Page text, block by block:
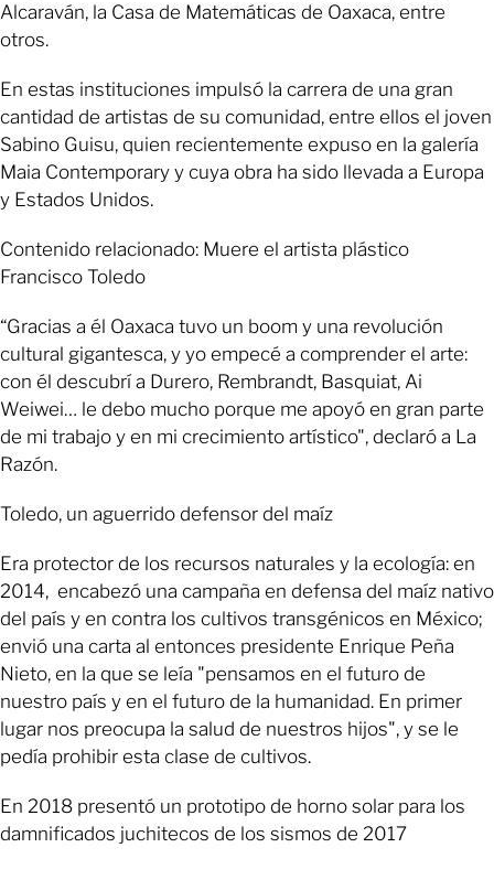
Alcaraván, la Casa de Matemáticas de Oaxaca, entre
otros.
En estas instituciones impulsó la carrera de una gran
cantidad de artistas de su comunidad, entre ellos el joven
Sabino Guisu, quien recientemente expuso en la galería
Maia Contemporary y cuya obra ha sido llevada a Europa
y Estados Unidos.
Contenido relacionado: Muere el artista plástico
Francisco Toledo
“Gracias a él Oaxaca tuvo un boom y una revolución
cultural gigantesca, y yo empecé a comprender el arte:
con él descubrí a Durero, Rembrandt, Basquiat, Ai
Weiwei… le debo mucho porque me apoyó en gran parte
de mi trabajo y en mi crecimiento artístico", declaró a La
Razón.
Toledo, un aguerrido defensor del maíz
Era protector de los recursos naturales y la ecología: en
2014, encabezó una campaña en defensa del maíz nativo
del país y en contra los cultivos transgénicos en México;
envió una carta al entonces presidente Enrique Peña
Nieto, en la que se leía "pensamos en el futuro de
nuestro país y en el futuro de la humanidad. En primer
lugar nos preocupa la salud de nuestros hijos", y se le
pedía prohibir esta clase de cultivos.
En 2018 presentó un prototipo de horno solar para los
damnificados juchitecos de los sismos de 2017